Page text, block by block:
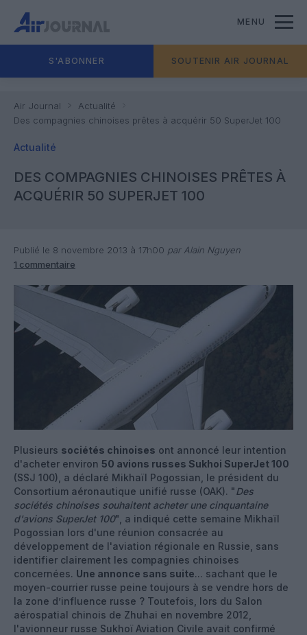
MENU
S'ABONNER SOUTENIR AIR JOURNAL
Air Journal
Actualité
Des compagnies chinoises prêtes à acquérir 50 SuperJet 100
Actualité
DES COMPAGNIES CHINOISES PRÊTES À
ACQUÉRIR 50 SUPERJET 100
Publié le 8 novembre 2013 à 17h00 par Alain Nguyen
1 commentaire
Plusieurs sociétés chinoises ont annoncé leur intention
d'acheter environ 50 avions russes Sukhoi SuperJet 100
(SSJ 100), a déclaré Mikhaïl Pogossian, le président du
Consortium aéronautique unifié russe (OAK). "Des
sociétés chinoises souhaitent acheter une cinquantaine
d'avions SuperJet 100", a indiqué cette semaine Mikhaïl
Pogossian lors d'une réunion consacrée au
développement de l'aviation régionale en Russie, sans
identifier clairement les compagnies chinoises
concernées. Une annonce sans suite... sachant que le
moyen-courrier russe peine toujours à se vendre hors de
la zone d’influence russe ? Toutefois, lors du Salon
aérospatial chinois de Zhuhai en novembre 2012,
l'avionneur russe Sukhoï Aviation Civile avait confirmé